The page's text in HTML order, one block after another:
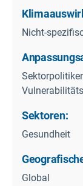
Nicht-
Sektoren:
Gesundheit
Global